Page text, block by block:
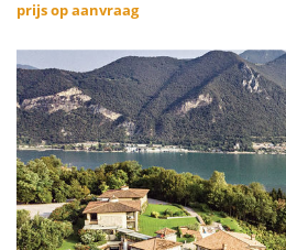
prijs op aanvraag